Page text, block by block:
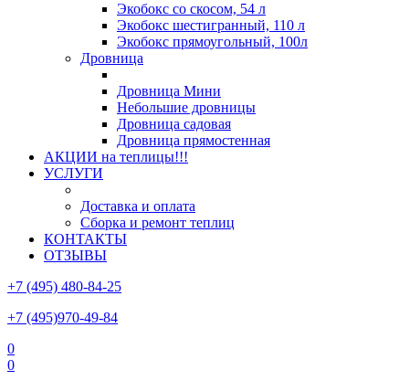
Экобокс со скосом, 54 л
Экобокс шестигранный, 110 л
Экобокс прямоугольный, 100л
Дровница
Дровница Мини
Небольшие дровницы
Дровница садовая
Дровница прямостенная
АКЦИИ на теплицы!!!
УСЛУГИ
Доставка и оплата
Сборка и ремонт теплиц
КОНТАКТЫ
ОТЗЫВЫ
+7 (495) 480-84-25
+7 (495)970-49-84
0
0